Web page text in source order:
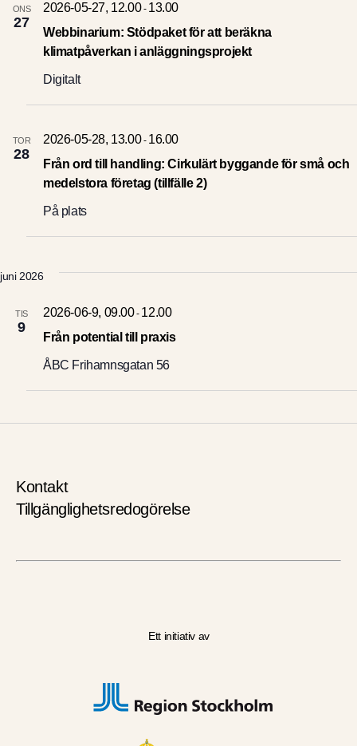
ONS
27
Webbinarium: Stödpaket för att beräkna
klimatpåverkan i anläggningsprojekt
2026-05-27, 12.00- 13.00
Digitalt
TOR
28
Från ord till handling: Cirkulärt byggande för små och
medelstora företag (tillfälle 2)
2026-05-28, 13.00- 16.00
På plats
juni 2026
TIS
9
Från potential till praxis
2026-06-9, 09.00- 12.00
ÅBC Frihamnsgatan 56
Kontakt
Tillgänglighetsredogörelse
Ett initiativ av